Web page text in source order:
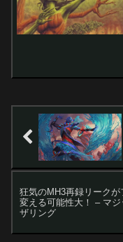
狂気のMH3再録リークが
変える可能性大！ – マジ
ザリング